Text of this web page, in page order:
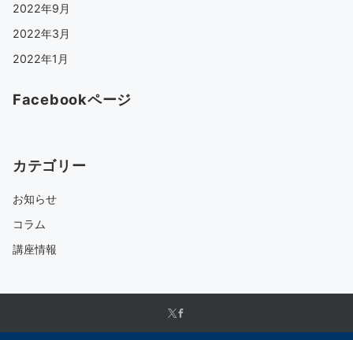
2022年9月
2022年3月
2022年1月
Facebookページ
カテゴリー
お知らせ
コラム
講座情報